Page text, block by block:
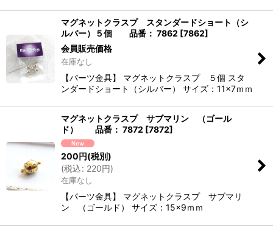
マグネットクラスプ スタンダードショート（シ
ルバー）５個 品番： 7862 [7862]
会員販売価格
在庫なし
【パーツ金具】 マグネットクラスプ ５個 スタ
ンダードショート（シルバー） サイズ：11×7ｍｍ
マグネットクラスプ サブマリン （ゴール
ド） 品番： 7872 [7872]
200円(税別)
(税込: 220円)
在庫なし
【パーツ金具】 マグネットクラスプ サブマリ
ン （ゴールド） サイズ：15×9ｍｍ